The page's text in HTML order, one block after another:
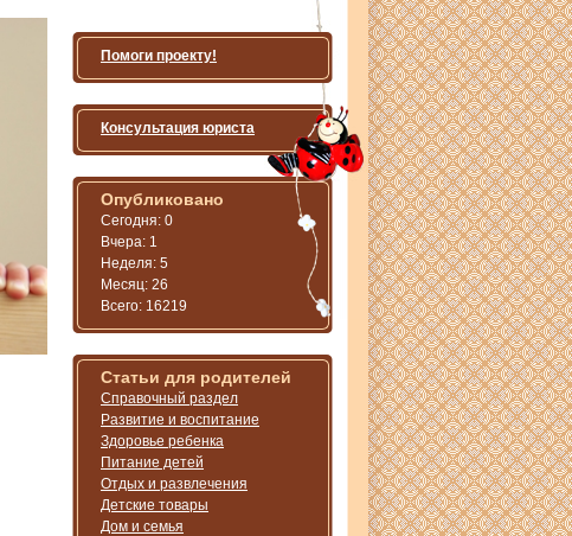
Помоги проекту!
Консультация юриста
Опубликовано
Сегодня: 0
Вчера: 1
Неделя: 5
Месяц: 26
Всего: 16219
Статьи для родителей
Справочный раздел
Развитие и воспитание
Здоровье ребенка
Питание детей
Отдых и развлечения
Детские товары
Дом и семья